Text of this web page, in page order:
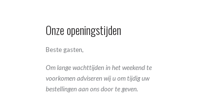
Onze openingstijden
Beste gasten,
Om lange wachttijden in het weekend te
voorkomen adviseren wij u om tijdig uw
bestellingen aan ons door te geven.